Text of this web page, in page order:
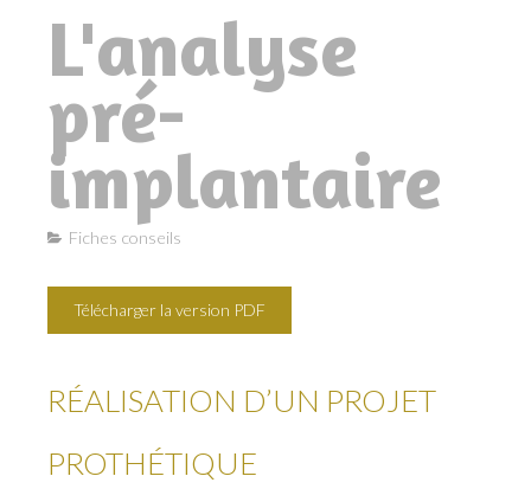
L'analyse
pré-
implantaire
Fiches conseils
Télécharger la version PDF
RÉALISATION D’UN PROJET
PROTHÉTIQUE